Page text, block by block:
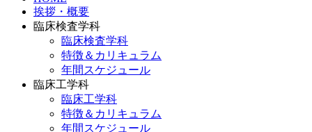
挨拶・概要
臨床検査学科
臨床検査学科
特徴＆カリキュラム
年間スケジュール
臨床工学科
臨床工学科
特徴＆カリキュラム
年間スケジュール